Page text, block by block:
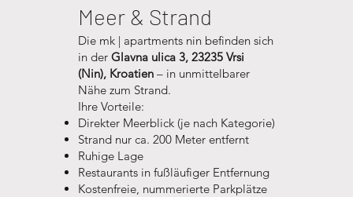
Meer & Strand
Die mk | apartments nin befinden sich
in der Glavna ulica 3, 23235 Vrsi
(Nin), Kroatien– in unmittelbarer
Nähe zum Strand.
Ihre Vorteile:
Direkter Meerblick (je nach Kategorie)
Strand nur ca. 200 Meter entfernt
Ruhige Lage
Restaurants in fußläufiger Entfernung
Kostenfreie, nummerierte Parkplätze